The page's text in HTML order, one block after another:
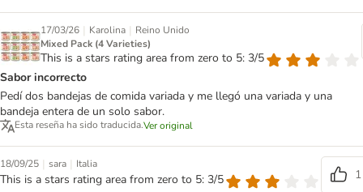
17/03/26 | Karolina | Reino Unido
Mixed Pack (4 Varieties)
This is a stars rating area from zero to 5: 3/5
Sabor incorrecto
Pedí dos bandejas de comida variada y me llegó una variada y una
bandeja entera de un solo sabor.
Esta reseña ha sido traducida.Ver original
18/09/25 | sara | Italia
This is a stars rating area from zero to 5: 3/5 1